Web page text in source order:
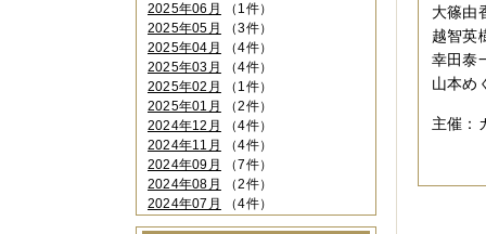
大篠由
越智英
幸田泰
山本め
主催：
2025年06月
（1件）
2025年05月
（3件）
2025年04月
（4件）
2025年03月
（4件）
2025年02月
（1件）
2025年01月
（2件）
2024年12月
（4件）
2024年11月
（4件）
2024年09月
（7件）
2024年08月
（2件）
2024年07月
（4件）
2024年06月（4件）